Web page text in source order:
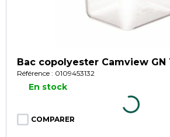
Bac copolyester Camview GN
Référence : 0109453132
En stock
COMPARER